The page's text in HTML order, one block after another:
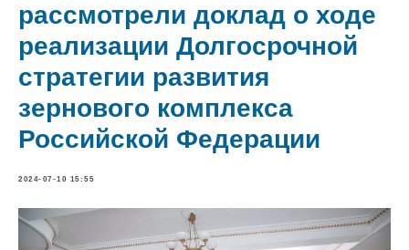
рассмотрели доклад о ходе
реализации Долгосрочной
стратегии развития
зернового комплекса
Российской Федерации
2024-07-10 15:55